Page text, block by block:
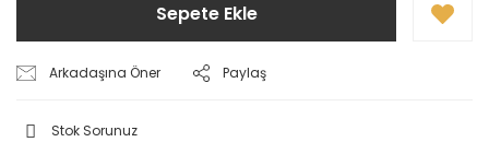
Sepete Ekle
Arkadaşına Öner Paylaş
Stok Sorunuz